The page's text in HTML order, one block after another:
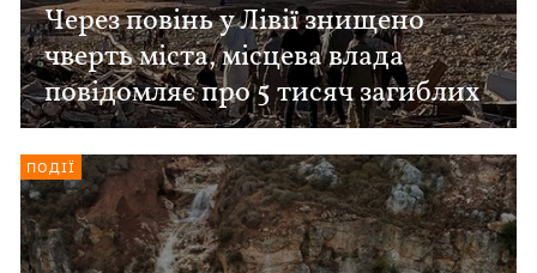
Через повінь у Лівії знищено
чверть міста, місцева влада
повідомляє про 5 тисяч загиблих
ПОДІЇ